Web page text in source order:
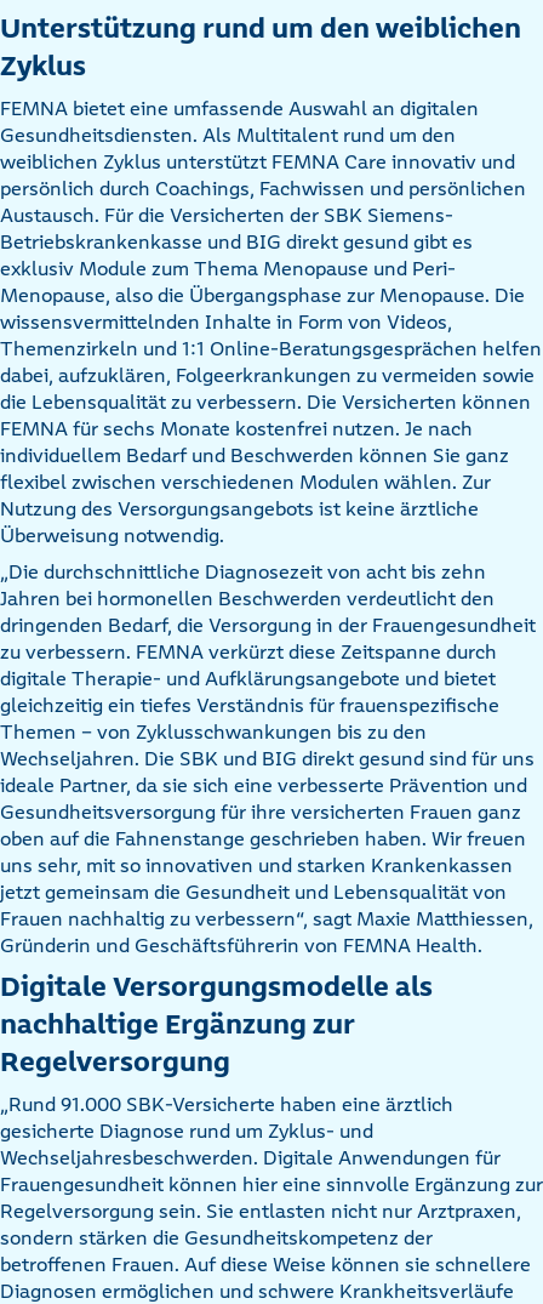
Unterstützung rund um den weiblichen
Zyklus
FEMNA bietet eine umfassende Auswahl an digitalen
Gesundheitsdiensten. Als Multitalent rund um den
weiblichen Zyklus unterstützt FEMNA Care innovativ und
persönlich durch Coachings, Fachwissen und persönlichen
Austausch. Für die Versicherten der SBK Siemens-
Betriebskrankenkasse und BIG direkt gesund gibt es
exklusiv Module zum Thema Menopause und Peri-
Menopause, also die Übergangsphase zur Menopause. Die
wissensvermittelnden Inhalte in Form von Videos,
Themenzirkeln und 1:1 Online-Beratungsgesprächen helfen
dabei, aufzuklären, Folgeerkrankungen zu vermeiden sowie
die Lebensqualität zu verbessern. Die Versicherten können
FEMNA für sechs Monate kostenfrei nutzen. Je nach
individuellem Bedarf und Beschwerden können Sie ganz
flexibel zwischen verschiedenen Modulen wählen. Zur
Nutzung des Versorgungsangebots ist keine ärztliche
Überweisung notwendig.
„Die durchschnittliche Diagnosezeit von acht bis zehn
Jahren bei hormonellen Beschwerden verdeutlicht den
dringenden Bedarf, die Versorgung in der Frauengesundheit
zu verbessern. FEMNA verkürzt diese Zeitspanne durch
digitale Therapie- und Aufklärungsangebote und bietet
gleichzeitig ein tiefes Verständnis für frauenspezifische
Themen – von Zyklusschwankungen bis zu den
Wechseljahren. Die SBK und BIG direkt gesund sind für uns
ideale Partner, da sie sich eine verbesserte Prävention und
Gesundheitsversorgung für ihre versicherten Frauen ganz
oben auf die Fahnenstange geschrieben haben. Wir freuen
uns sehr, mit so innovativen und starken Krankenkassen
jetzt gemeinsam die Gesundheit und Lebensqualität von
Frauen nachhaltig zu verbessern“, sagt Maxie Matthiessen,
Gründerin und Geschäftsführerin von FEMNA Health.
Digitale Versorgungsmodelle als
nachhaltige Ergänzung zur
Regelversorgung
„Rund 91.000 SBK-Versicherte haben eine ärztlich
gesicherte Diagnose rund um Zyklus- und
Wechseljahresbeschwerden. Digitale Anwendungen für
Frauengesundheit können hier eine sinnvolle Ergänzung zur
Regelversorgung sein. Sie entlasten nicht nur Arztpraxen,
sondern stärken die Gesundheitskompetenz der
betroffenen Frauen. Auf diese Weise können sie schnellere
Diagnosen ermöglichen und schwere Krankheitsverläufe